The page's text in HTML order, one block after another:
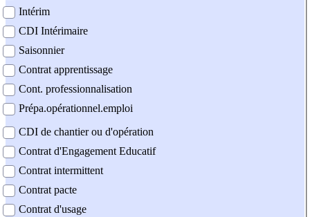
Intérim
CDI Intérimaire
Saisonnier
Contrat apprentissage
Cont. professionnalisation
Prépa.opérationnel.emploi
CDI de chantier ou d'opération
Contrat d'Engagement Educatif
Contrat intermittent
Contrat pacte
Contrat d'usage